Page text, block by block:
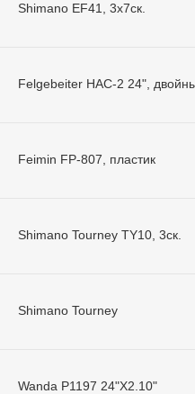
Shimano EF41, 3x7ск.
Felgebeiter HAC-2 24",
Feimin FP-807, пластик
Shimano Tourney TY10, 3ск.
Shimano Tourney
Wanda P1197 24"X2.10"